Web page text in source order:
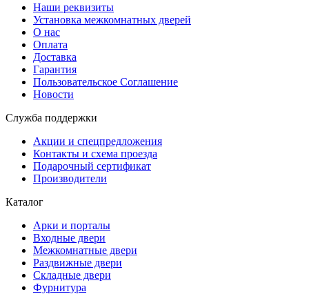
Наши реквизиты
Установка межкомнатных дверей
О нас
Оплата
Доставка
Гарантия
Пользовательское Соглашение
Новости
Служба поддержки
Акции и спецпредложения
Контакты и схема проезда
Подарочный сертификат
Производители
Каталог
Арки и порталы
Входные двери
Межкомнатные двери
Раздвижные двери
Складные двери
Фурнитура